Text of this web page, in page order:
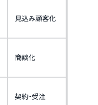
見込み顧客化
商談化
契約・受注